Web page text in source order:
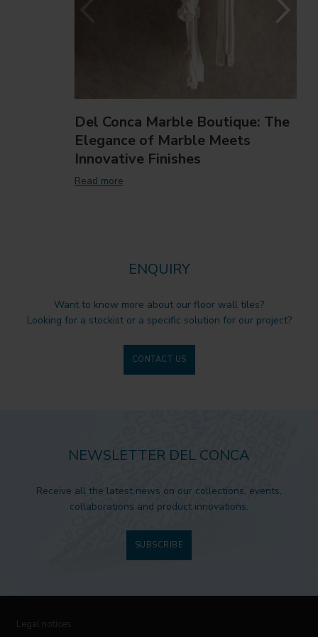
Del Conca Marble Boutique: The
Elegance of Marble Meets
Innovative Finishes
Read more
ENQUIRY
Want to know more about our floor wall tiles?
Looking for a stockist or a specific solution for our project?
CONTACT US
NEWSLETTER DEL CONCA
Receive all the latest news on our collections, events,
collaborations and product innovations.
SUBSCRIBE
Legal notices